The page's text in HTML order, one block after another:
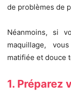
de problèmes de
Néanmoins, si
maquillage,
matifiée et douce
1. Préparez